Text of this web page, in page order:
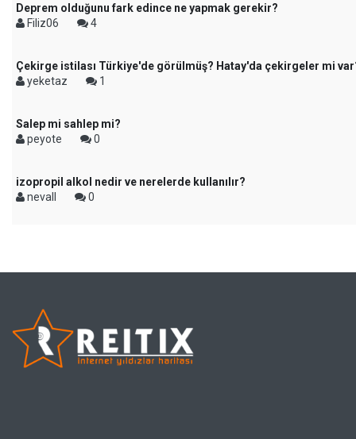
Deprem olduğunu fark edince ne yapmak gerekir?
Filiz06
4
Çekirge istilası Türkiye'de görülmüş? Hatay'da çekirgeler mi
yeketaz
1
Salep mi sahlep mi?
peyote
0
izopropil alkol nedir ve nerelerde kullanılır?
nevall
0